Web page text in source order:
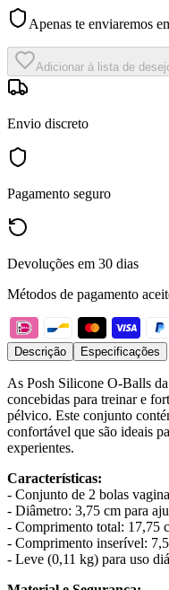
Apenas te enviaremos
Adicionar à lista de
Envio discreto
Pagamento seguro
Devoluções em 30 dias
Métodos de pagamento
Descrição Especificações
As Posh Silicone O-Balls
concebidas para treinar e
pélvico. Este conjunto
confortável que são ideais
experientes.
Características:
- Conjunto de 2 bolas
- Diâmetro: 3,75 cm para
- Comprimento total: 17,75
- Comprimento inserível:
- Leve (0,11 kg) para uso